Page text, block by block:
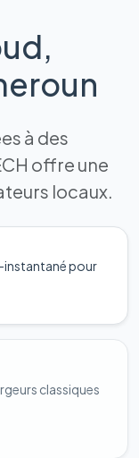
à des
offre une
locaux.
instantané pour
classiques